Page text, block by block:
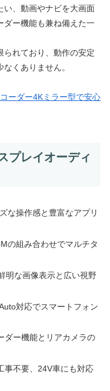
い、動画やナビを大画面
ダー機能も兼ね備えた一
られており、動作の安定
くありません。
ーダー4Kミラー型で安心
プレイオーディ
な操作感と豊富なアプリ
の組み合わせでマルチタ
明な画像表示と広い視野
対応でスマートフォン
ダー機能とリアカメラの
事不要、24V車にも対応